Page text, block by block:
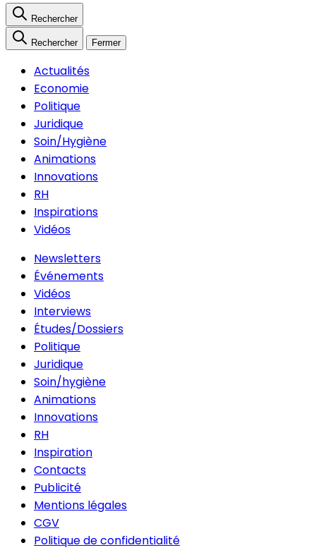
Rechercher
Rechercher Fermer
Actualités
Economie
Politique
Juridique
Soin/Hygiène
Animations
Innovations
RH
Inspirations
Vidéos
Newsletters
Événements
Vidéos
Interviews
Études/Dossiers
Politique
Juridique
Soin/hygiène
Animations
Innovations
RH
Inspiration
Contacts
Publicité
Mentions légales
CGV
Politique de confidentialité